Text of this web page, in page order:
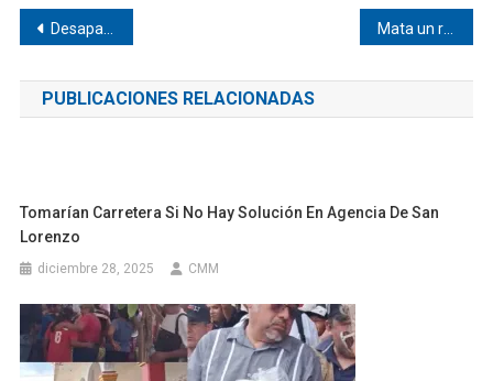
Navegación
de
entradas
Desaparece adolescente de San Juan Colorado
PUBLICACIONES RELACIONADAS
Tomarían Carretera Si No Hay Solución En Agencia De San
Lorenzo
diciembre 28, 2025 CMM